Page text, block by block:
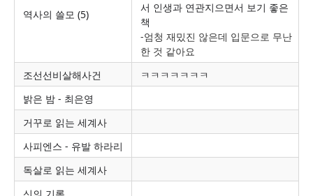
역사의 쓸모 (5)
서 인생과 연관지으면서 보기 좋은
책
-엄청 재밌진 않은데 입문으로 무난
한 것 같아요
조선선비살해사건
ㅋㅋㅋㅋㅋㅋㅋ
밝은 밤 - 최은영
거꾸로 읽는 세계사
사피엔스 - 유발 하라리
독살로 읽는 세계사